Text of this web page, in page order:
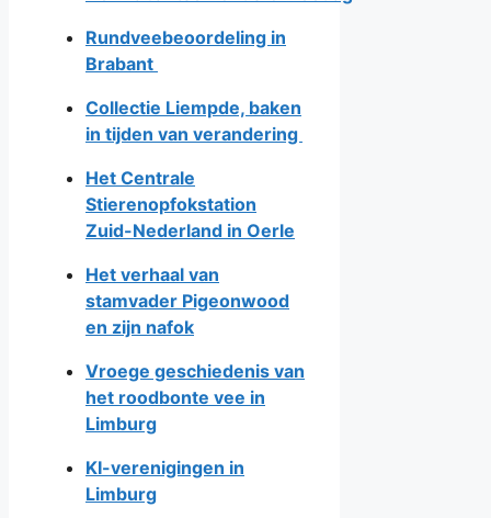
Rundveebeoordeling in
Brabant
Collectie Liempde, baken
in tijden van verandering
Het Centrale
Stierenopfokstation
Zuid-Nederland in Oerle
Het verhaal van
stamvader Pigeonwood
en zijn nafok
Vroege geschiedenis van
het roodbonte vee in
Limburg
KI-verenigingen in
Limburg